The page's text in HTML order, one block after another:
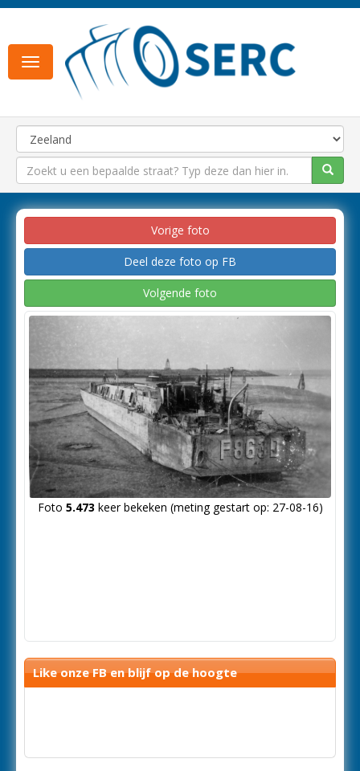
Toggle
navigation
Vorige foto
Deel deze foto op FB
Volgende foto
Foto 5.473 keer bekeken (meting gestart op: 27-08-16)
Like onze FB en blijf op de hoogte